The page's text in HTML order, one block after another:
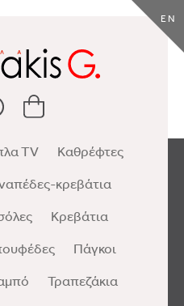
EN
TV
Καθρέφτες
κρεβάτια
Κρεβάτια
Πάγκοι
Τραπεζάκια